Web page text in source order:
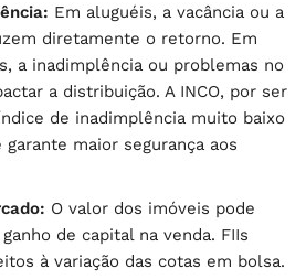
Em aluguéis, a vacância ou a
diretamente o retorno. Em
a inadimplência ou problemas no
a distribuição. A INCO, por ser
de inadimplência muito baixo
garante maior segurança aos
O valor dos imóveis pode
de capital na venda. FIIs
à variação das cotas em bolsa.